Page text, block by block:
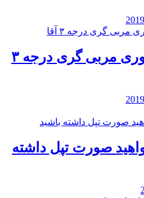
کلاس تئوری مربی گری درجه ۳
صورت تپل داشته